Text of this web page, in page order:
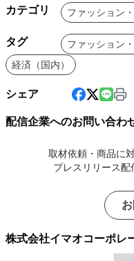
カテゴリ ファッション
タグ ファッション
経済（国内）
シェア
配信企業へのお問い合わ
取材依頼・商品に
プレスリリース配
株式会社イマオコーポレ